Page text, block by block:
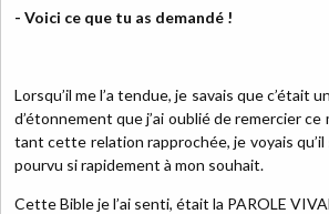
- Voici ce que tu as demandé !
Lorsqu’il me l’a tendue, je savais que c’était
d’étonnement que j’ai oublié de remercier
tant cette relation rapprochée, je voyais
pourvu si rapidement à mon souhait.
Cette Bible je l’ai senti, était la PAROLE